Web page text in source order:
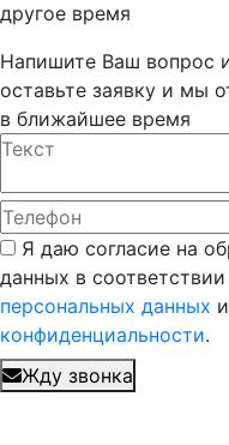
другое время
Напишите Ваш вопрос
оставьте заявку и мы
в ближайшее время
Я даю согласие на
данных в соответствии
персональных данных
конфиденциальности.
Жду звонка